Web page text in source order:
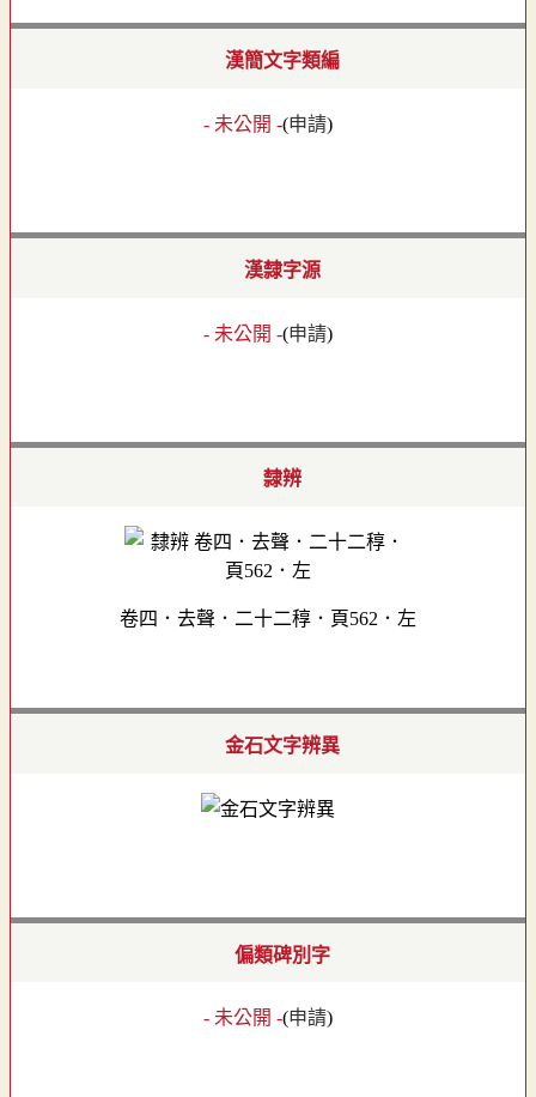
漢簡文字類編
- 未公開 -(申請)
漢隸字源
- 未公開 -(申請)
隸辨
卷四．去聲．二十二稕．頁562．左
金石文字辨異
偏類碑別字
- 未公開 -(申請)